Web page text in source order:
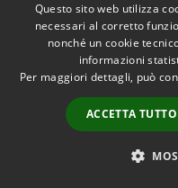
Luoghi
Eventi
Piazza Marconi, 2 20016
Questo sito web utilizza
necessari al corretto
nonché un cookie
informazioni
Per maggiori dettagli, può
ACCETTA TUTTO